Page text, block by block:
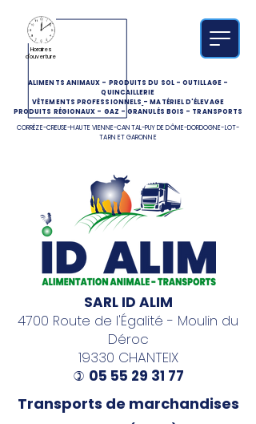
ALIMENTS ANIMAUX - PRODUITS DU SOL-OUTILLAGE-
QUINCAILLERIE
VÊTEMENTS PROFESSIONNELS -MATÉRIEL D'ÉLEVAGE
PRODUITS RÉGIONAUX - GAZ -GRANULÉS BOIS - TRANSPORTS
CORRÈZE-CREUSE-HAUTE VIENNE-CANTAL-PUY DE DÔME-DORDOGNE-LOT-
TARN ET GARONNE
Horaires
d'ouverture
SARL ID ALIM
4700 Route de l'Égalité - Moulin du
Déroc
19330 CHANTEIX
) 05 55 29 31 77
Transports de marchandises